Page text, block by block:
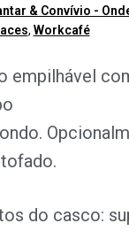
& Convívio -
, Workcafé
empilhável
do casco: